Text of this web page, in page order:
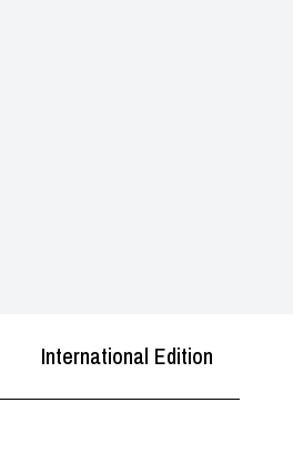
International Edition